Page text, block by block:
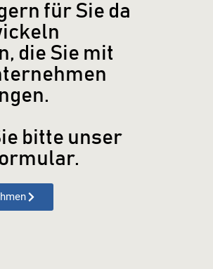
für Sie da
die Sie mit
bitte unser